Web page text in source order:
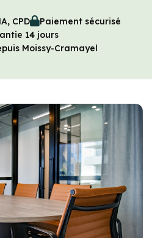
CPD
Paiement sécurisé
14 jours
Moissy-Cramayel